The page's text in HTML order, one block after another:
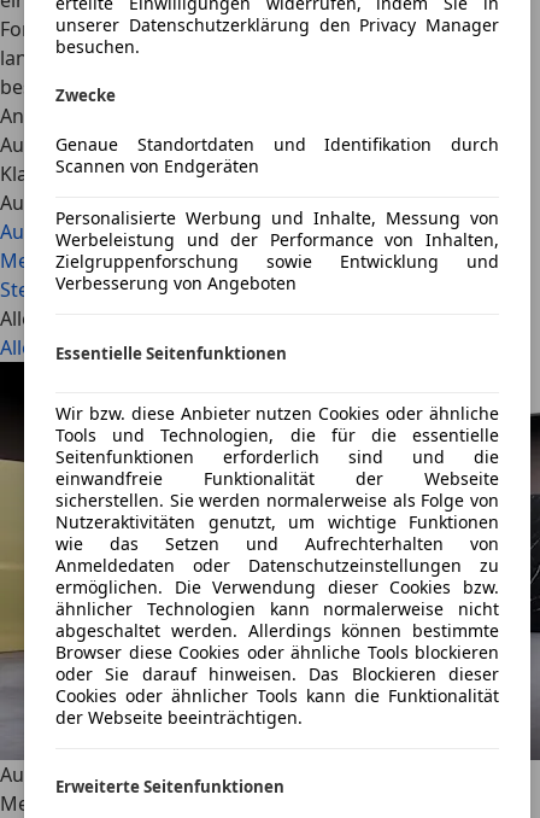
unserer Datenschutzerklärung den Privacy Manager
besuchen.
Zwecke
Genaue Standortdaten und Identifikation durch
Scannen von Endgeräten
Personalisierte Werbung und Inhalte, Messung von
Werbeleistung und der Performance von Inhalten,
Zielgruppenforschung sowie Entwicklung und
Verbesserung von Angeboten
Essentielle Seitenfunktionen
Wir bzw. diese Anbieter nutzen Cookies oder ähnliche
Tools und Technologien, die für die essentielle
Seitenfunktionen erforderlich sind und die
einwandfreie Funktionalität der Webseite
sicherstellen. Sie werden normalerweise als Folge von
Nutzeraktivitäten genutzt, um wichtige Funktionen
wie das Setzen und Aufrechterhalten von
Anmeldedaten oder Datenschutzeinstellungen zu
ermöglichen. Die Verwendung dieser Cookies bzw.
ähnlicher Technologien kann normalerweise nicht
abgeschaltet werden. Allerdings können bestimmte
Browser diese Cookies oder ähnliche Tools blockieren
oder Sie darauf hinweisen. Das Blockieren dieser
Cookies oder ähnlicher Tools kann die Funktionalität
der Webseite beeinträchtigen.
Erweiterte Seitenfunktionen
Formate, insbesondere im Bereich Video. Er verfügt über
langjährige Erfahrung im Automobiljournalismus und
beschäftigt sich mit aktuellen Mobilitätstrends, neuen
Antriebstechnologien sowie der Entwicklung des
Automobilmarktes. Privat fährt er eine Mercedes-Benz S-
Klasse S 450 4Matic W221.
Auch interessant
Audi A2 e-tron: Comeback der teuren Effizienz-Ikone
Mercedes-Benz GLA (2026): Elektrische 800-Volt-Power,
Sternen-Grill und 657 km Reichweite ab 48.600 Euro
Alle Artikel
Alle ansehen
Audi Q9 (2026): Das XXL-Flaggschiff greift BMW X7 und
Mercedes GLS an